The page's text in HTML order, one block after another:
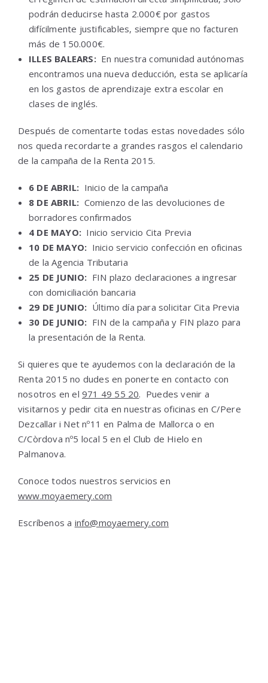
podrán deducirse hasta 2.000€ por gastos
difícilmente justificables, siempre que no facturen
más de 150.000€.
ILLES BALEARS:En nuestra comunidad autónomas
encontramos una nueva deducción, esta se aplicaría
en los gastos de aprendizaje extra escolar en
clases de inglés.
Después de comentarte todas estas novedades sólo
nos queda recordarte a grandes rasgos el calendario
de la campaña de la Renta 2015.
6 DE ABRIL: Inicio de la campaña
8 DE ABRIL: Comienzo de las devoluciones de
borradores confirmados
4 DE MAYO: Inicio servicio Cita Previa
10 DE MAYO: Inicio servicio confección en oficinas
de la Agencia Tributaria
25 DE JUNIO: FIN plazo declaraciones a ingresar
con domiciliación bancaria
29 DE JUNIO: Último día para solicitar Cita Previa
30 DE JUNIO: FIN de la campaña y FIN plazo para
la presentación de la Renta.
Si quieres que te ayudemos con la declaración de la
Renta 2015 no dudes en ponerte en contacto con
nosotros en el 971 49 55 20. Puedes venir a
visitarnos y pedir cita en nuestras oficinas en C/Pere
Dezcallar i Net nº11 en Palma de Mallorca o en
C/Còrdova nº5 local 5 en el Club de Hielo en
Palmanova.
Conoce todos nuestros servicios en
www.moyaemery.com
Escríbenos a info@moyaemery.com